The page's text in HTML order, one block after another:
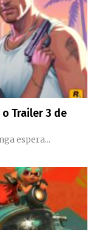
Trailer 3 de
Trailer de GTA 6 A longa espera...